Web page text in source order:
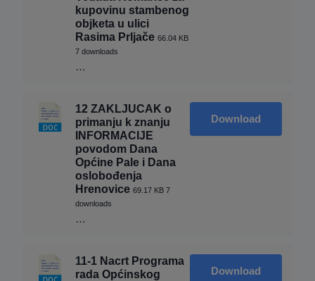
kupovinu stambenog
objketa u ulici
Rasima Prljače 66.04 KB
7 downloads
…
12 ZAKLJUCAK o
primanju k znanju
INFORMACIJE
povodom Dana
Općine Pale i Dana
oslobođenja
Hrenovice 69.17 KB 7
downloads
…
Download
11-1 Nacrt Programa
rada Općinskog
Download